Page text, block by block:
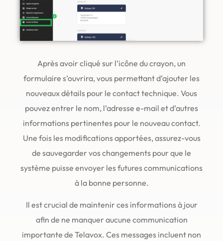
Après avoir cliqué sur l’icône du crayon, un
formulaire s’ouvrira, vous permettant d’ajouter les
nouveaux détails pour le contact technique. Vous
pouvez entrer le nom, l’adresse e-mail et d’autres
informations pertinentes pour le nouveau contact.
Une fois les modifications apportées, assurez-vous
de sauvegarder vos changements pour que le
système puisse envoyer les futures communications
à la bonne personne.
Il est crucial de maintenir ces informations à jour
afin de ne manquer aucune communication
importante de Telavox. Ces messages incluent non